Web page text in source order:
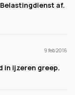
af.
9 feb 2016
in ijzeren greep.